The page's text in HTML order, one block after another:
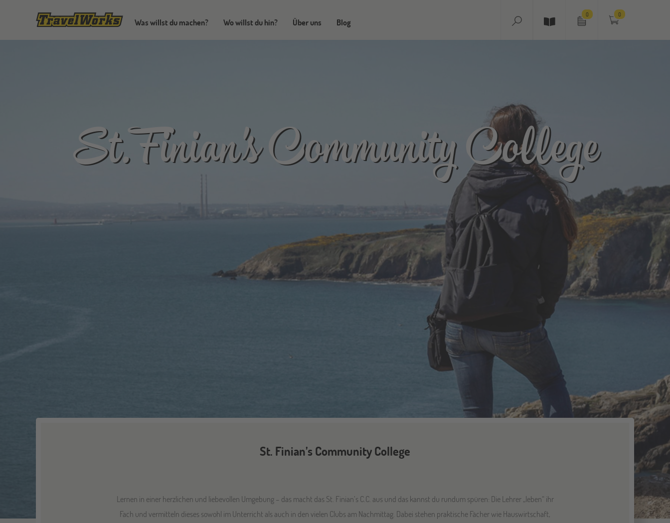
Was willst du machen? Wo willst du hin? Über uns Blog
0 0
St. Finian's Community College
St. Finian’s Community College
Lernen in einer herzlichen und liebevollen Umgebung – das macht das St. Finian’s C.C. aus und das kannst du rundum spüren: Die Lehrer „leben“ ihr
Fach und vermitteln dieses sowohl im Unterricht als auch in den vielen Clubs am Nachmittag. Dabei stehen praktische Fächer wie Hauswirtschaft,